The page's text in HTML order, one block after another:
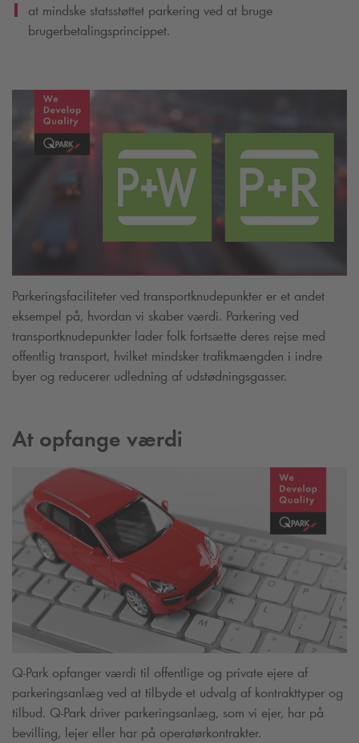
at mindske statsstøttet parkering ved at bruge
brugerbetalingsprincippet.
Parkeringsfaciliteter ved transportknudepunkter er et andet
eksempel på, hvordan vi skaber værdi. Parkering ved
transportknudepunkter lader folk fortsætte deres rejse med
offentlig transport, hvilket mindsker trafikmængden i indre
byer og reducerer udledning af udstødningsgasser.
At opfange værdi
Q-Park opfanger værdi til offentlige og private ejere af
parkeringsanlæg ved at tilbyde et udvalg af kontrakttyper og
tilbud. Q-Park driver parkeringsanlæg, som vi ejer, har på
bevilling, lejer eller har på operatørkontrakter.